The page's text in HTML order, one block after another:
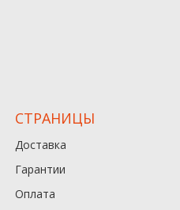
СТРАНИЦЫ
Доставка
Гарантии
Оплата